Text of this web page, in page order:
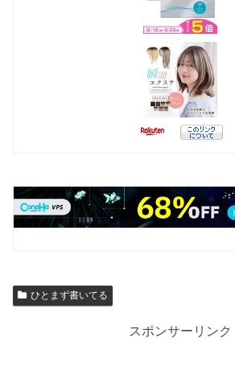
ひとまず書いてる
スポンサーリンク